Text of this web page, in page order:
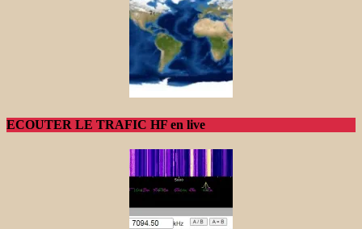
ECOUTER LE TRAFIC HF en live